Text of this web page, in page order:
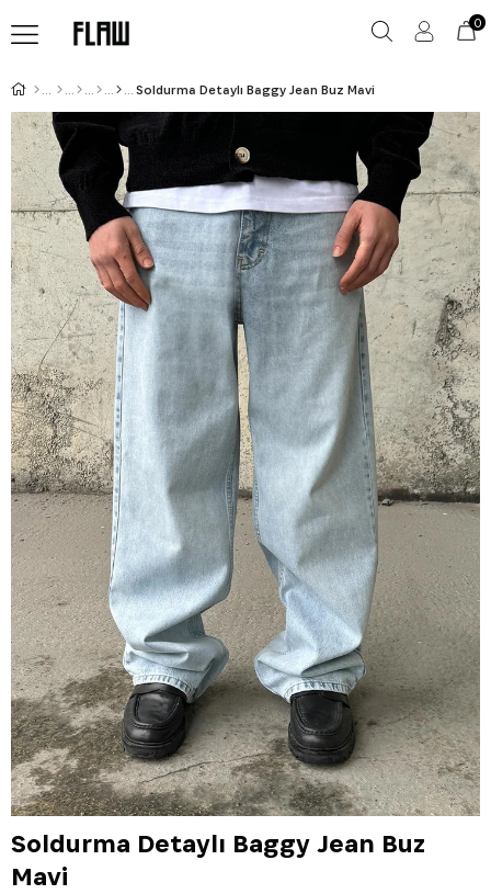
0
Soldurma Detaylı Baggy Jean Buz Mavi
Soldurma Detaylı Baggy Jean Buz
Mavi